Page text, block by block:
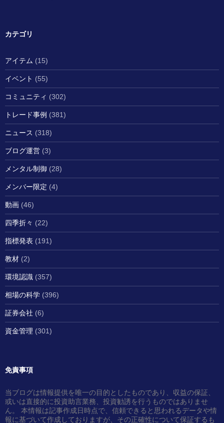
カテゴリ
アイテム (15)
イベント (55)
コミュニティ (302)
トレード事例 (381)
ニュース (318)
ブログ運営 (3)
メンタル制御 (28)
メンバー限定 (4)
動画 (46)
四季折々 (22)
指標発表 (191)
教材 (2)
環境認識 (357)
相場の科学 (396)
証券会社 (6)
資金管理 (301)
免責事項
当ブログは情報提供を唯一の目的としたものであり、収益の保証、
或いは直接的に投資助言業務、投資勧誘を行うものではありませ
ん。 本情報は記事作成日時点で、信頼できると思われるデータや情
報に基づいて作成しておりますが、その正確性について保証するも